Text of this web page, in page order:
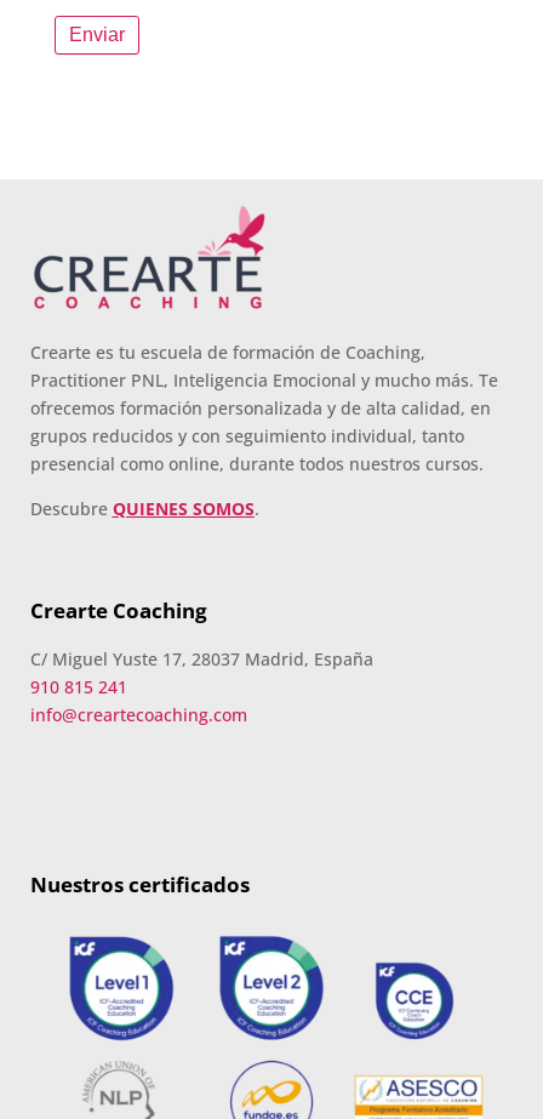
Crearte es tu escuela de formación de Coaching,
Practitioner PNL, Inteligencia Emocional y mucho más. Te
ofrecemos formación personalizada y de alta calidad, en
grupos reducidos y con seguimiento individual, tanto
presencial como online, durante todos nuestros cursos.
Descubre QUIENES SOMOS.
Crearte Coaching
C/ Miguel Yuste 17, 28037 Madrid, España
910 815 241
info@creartecoaching.com
Nuestros certificados